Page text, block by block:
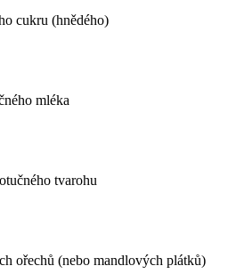
cukru (hnědého)
mléka
tvarohu
ořechů (nebo mandlových plátků)